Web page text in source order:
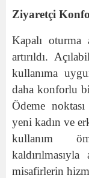
Ziyaretçi
Kapalı oturma
artırıldı.
kullanıma
daha konforlu
Ödeme
yeni kadın ve
kullanım
misafirlerin